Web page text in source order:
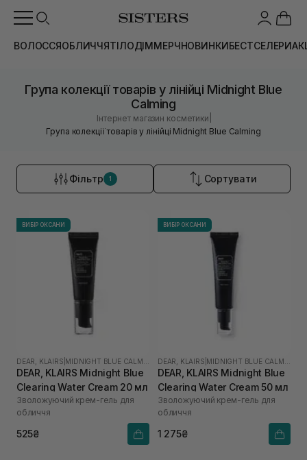
ВОЛОССЯОБЛИЧЧЯТІЛОДІММЕРЧНОВИНКИБЕСТСЕЛЕРИ
Група колекції товарів у лінійці Midnight Blue
Calming
Інтернет магазин косметики
Група колекції товарів у лінійці Midnight Blue Calming
Фільтр 1 Сортувати
ВИБІР ОКСАНИ
DEAR, KLAIRS
DEAR, KLAIRS Midnight Blue
Clearing Water Cream 20 мл
Зволожуючий крем-гель для
обличчя
525₴
ВИБІР ОКСАНИ
DEAR, KLAIRS
DEAR, KLAIRS Midnight Blue
Clearing Water Cream 50 мл
Зволожуючий крем-гель для
обличчя
1 275₴